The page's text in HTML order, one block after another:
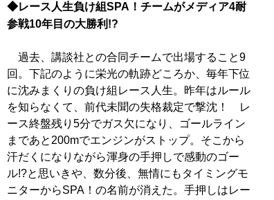
◆レース人生負け組SPA！チームがメディア4耐
参戦10年目の大勝利!?
過去、講談社との合同チームで出場すること9
回。下記のように栄光の軌跡どころか、毎年下位
に沈みまくりの負け組レース人生。昨年はルール
を知らなくて、前代未聞の失格裁定で撃沈！ レ
ース終盤残り5分でガス欠になり、ゴールライン
まであと200mでエンジンがストップ。そこから
汗だくになりながら渾身の手押しで感動のゴー
ル!?と思いきや、数分後、無情にもタイミングモ
ニターからSPA！の名前が消えた。手押しはレー